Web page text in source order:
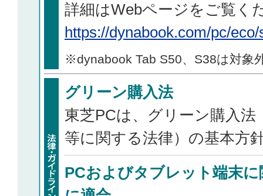
詳細はWebページをご覧く
https://dynabook.com/pc/
※dynabook Tab S50、S38は対象
グリーン購入法
東芝PCは、グリーン購入
等に関する法律）の基本方
PCおよびタブレット端末